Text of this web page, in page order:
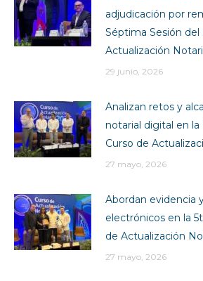
adjudicación por
Séptima Sesión del
Actualización
29 junio, 2026
Analizan retos y
notarial digital en la
Curso de
27 mayo, 2026
Abordan evidencia
electrónicos en la
de Actualización
27 mayo, 2026